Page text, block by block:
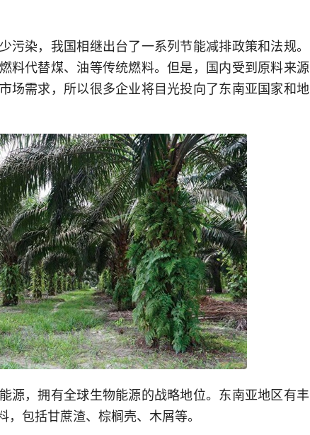
污染，我国相继出台了一系列节能减排政策和法规。
料代替煤、油等传统燃料。但是，国内受到原料来源
场需求，所以很多企业将目光投向了东南亚国家和地
源，拥有全球生物能源的战略地位。东南亚地区有丰
包括甘蔗渣、棕榈壳、木屑等。